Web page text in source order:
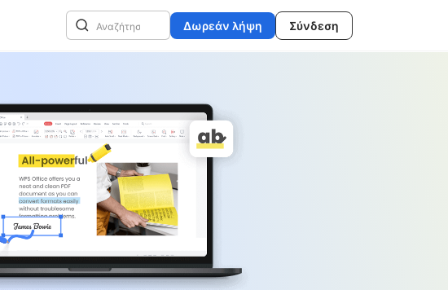
Δωρεάν λήψη Σύνδεση